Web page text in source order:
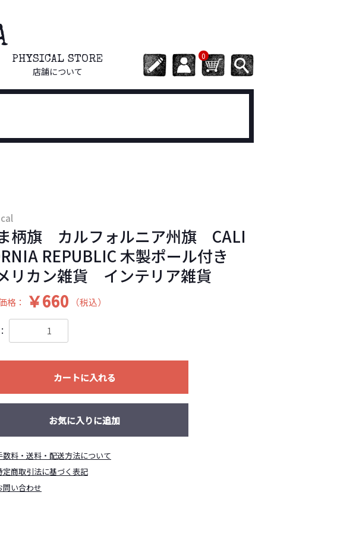
0
PHYSICAL STORE
店舗について
柄旗 カルフォルニア州旗 CALI
REPUBLIC 木製ポール付き
リカン雑貨 インテリア雑貨
格： ￥660 （税込）
カートに入れる
お気に入りに追加
数料・送料・配送方法について
定商取引法に基づく表記
問い合わせ